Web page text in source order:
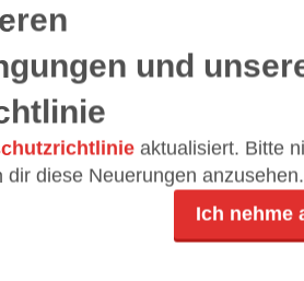
und
aktualisiert. Bitte
diese Neuerungen anzusehen.
Ich nehme